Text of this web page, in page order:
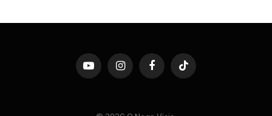
YouTubeInstagramFacebookTikTok